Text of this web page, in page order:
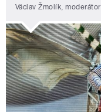
Václav Žmolík, moderátor